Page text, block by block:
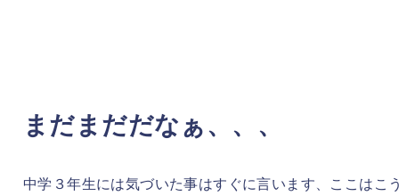
まだまだだなぁ、、、
中学３年生には気づいた事はすぐに言います、ここはこ